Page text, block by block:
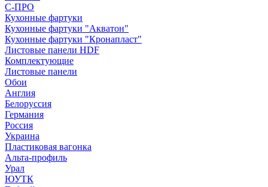
С-ПРО
Кухонные фартуки
Кухонные фартуки "Акватон"
Кухонные фартуки "Кронапласт"
Листовые панели HDF
Комплектующие
Листовые панели
Обои
Англия
Белоруссия
Германия
Россия
Украина
Пластиковая вагонка
Альта-профиль
Урал
ЮУТК